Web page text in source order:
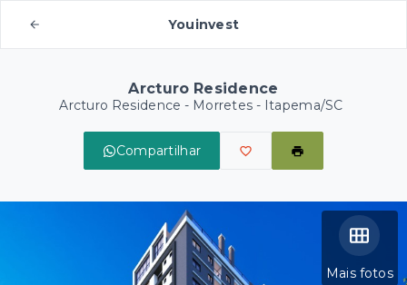
Youinvest
Arcturo Residence
Arcturo Residence - Morretes - Itapema/SC
Compartilhar
Mais fotos